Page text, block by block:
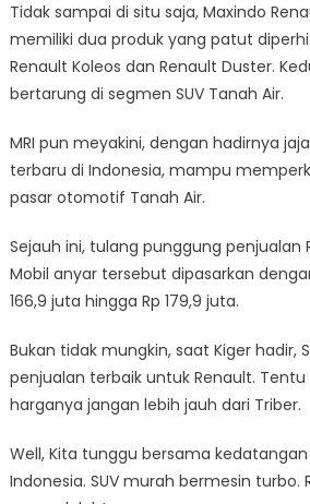
Tidak sampai di situ saja, Maxindo
memiliki dua produk yang patut
Renault Koleos dan Renault Duster.
bertarung di segmen SUV Tanah Air.
MRI pun meyakini, dengan hadirnya
terbaru di Indonesia, mampu
pasar otomotif Tanah Air.
Sejauh ini, tulang punggung penjualan
Mobil anyar tersebut dipasarkan
166,9 juta hingga Rp 179,9 juta.
Bukan tidak mungkin, saat Kiger hadir,
penjualan terbaik untuk Renault.
harganya jangan lebih jauh dari Triber.
Well, Kita tunggu bersama kedatangan
Indonesia. SUV murah bermesin turbo.